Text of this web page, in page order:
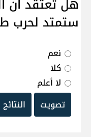
هل تعتقد ان
ستمتد لحرب
نعم
كلا
لا أعلم
تصويت
النتائج